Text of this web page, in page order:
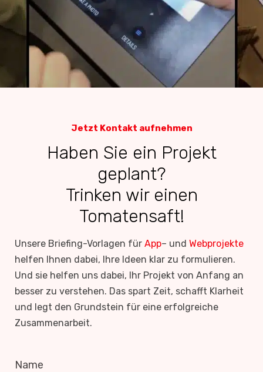
Jetzt Kontakt aufnehmen
Haben Sie ein Projekt
geplant?
Trinken wir einen
Tomatensaft!
Unsere Briefing-Vorlagen für App– und Webprojekte
helfen Ihnen dabei, Ihre Ideen klar zu formulieren.
Und sie helfen uns dabei, Ihr Projekt von Anfang an
besser zu verstehen. Das spart Zeit, schafft Klarheit
und legt den Grundstein für eine erfolgreiche
Zusammenarbeit.
Name